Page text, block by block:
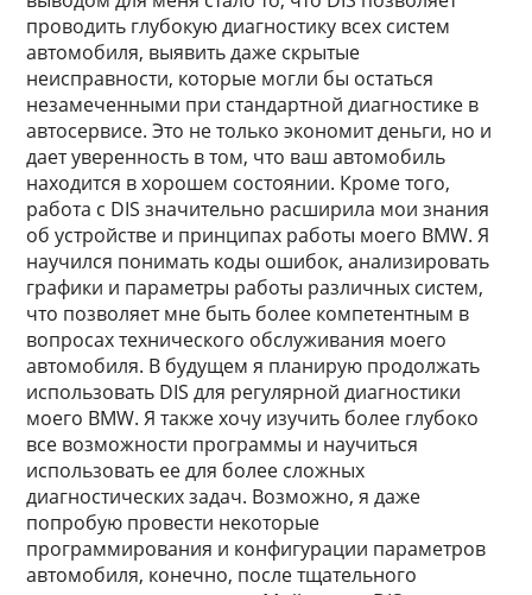
проводить глубокую диагностику всех систем
автомобиля, выявить даже скрытые
неисправности, которые могли бы остаться
незамеченными при стандартной диагностике в
автосервисе. Это не только экономит деньги, но и
дает уверенность в том, что ваш автомобиль
находится в хорошем состоянии. Кроме того,
работа с DIS значительно расширила мои знания
об устройстве и принципах работы моего BMW. Я
научился понимать коды ошибок, анализировать
графики и параметры работы различных систем,
что позволяет мне быть более компетентным в
вопросах технического обслуживания моего
автомобиля. В будущем я планирую продолжать
использовать DIS для регулярной диагностики
моего BMW. Я также хочу изучить более глубоко
все возможности программы и научиться
использовать ее для более сложных
диагностических задач. Возможно, я даже
попробую провести некоторые
программирования и конфигурации параметров
автомобиля, конечно, после тщательного